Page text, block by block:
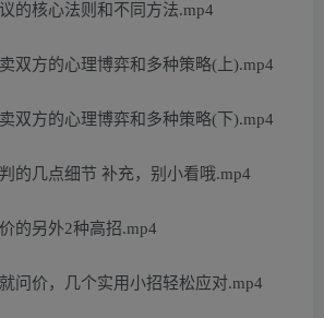
的核心法则和不同方法.mp4
双方的心理博弈和多种策略(上).mp4
双方的心理博弈和多种策略(下).mp4
的几点细节 补充，别小看哦.mp4
的另外2种高招.mp4
问价，几个实用小招轻松应对.mp4